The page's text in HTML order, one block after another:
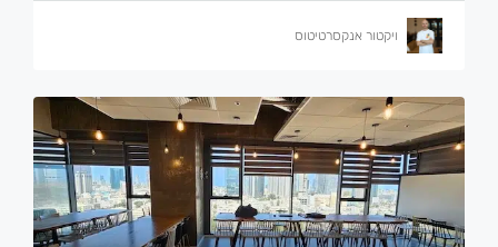
ויקטור אנקסרטיטוס